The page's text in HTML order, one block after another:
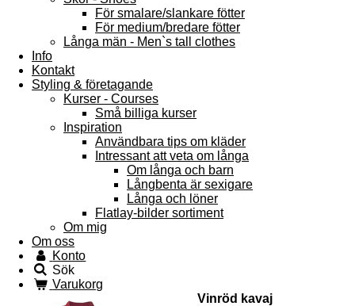
För smalare/slankare fötter
För medium/bredare fötter
Långa män - Men`s tall clothes
Info
Kontakt
Styling & företagande
Kurser - Courses
Små billiga kurser
Inspiration
Användbara tips om kläder
Intressant att veta om långa
Om långa och barn
Långbenta är sexigare
Långa och löner
Flatlay-bilder sortiment
Om mig
Om oss
Konto
Sök
Varukorg
Vinröd kavaj